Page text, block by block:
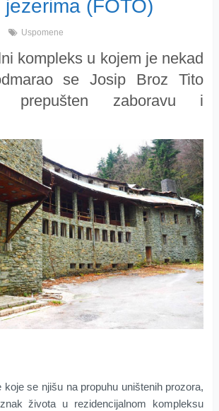
jezerima (FOTO)
Uspomene
kompleks u kojem je nekad
se Josip Broz Tito
zaboravu i
koje se njišu na propuhu uništenih prozora,
života u rezidencijalnom kompleksu